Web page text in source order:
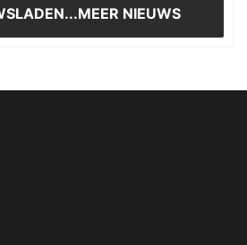
LADEN...MEER NIEUWS